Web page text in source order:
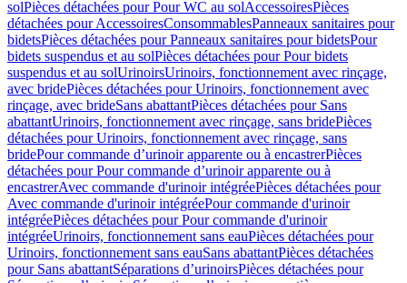
solPièces détachées pour Pour WC au solAccessoiresPièces
détachées pour AccessoiresConsommablesPanneaux sanitaires pour
bidetsPièces détachées pour Panneaux sanitaires pour bidetsPour
bidets suspendus et au solPièces détachées pour Pour bidets
suspendus et au solUrinoirsUrinoirs, fonctionnement avec rinçage,
avec bridePièces détachées pour Urinoirs, fonctionnement avec
rinçage, avec brideSans abattantPièces détachées pour Sans
abattantUrinoirs, fonctionnement avec rinçage, sans bridePièces
détachées pour Urinoirs, fonctionnement avec rinçage, sans
bridePour commande d’urinoir apparente ou à encastrerPièces
détachées pour Pour commande d’urinoir apparente ou à
encastrerAvec commande d'urinoir intégréePièces détachées pour
Avec commande d'urinoir intégréePour commande d'urinoir
intégréePièces détachées pour Pour commande d'urinoir
intégréeUrinoirs, fonctionnement sans eauPièces détachées pour
Urinoirs, fonctionnement sans eauSans abattantPièces détachées
pour Sans abattantSéparations d’urinoirsPièces détachées pour